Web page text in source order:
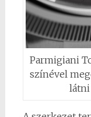
Parmigiani
színével
látni